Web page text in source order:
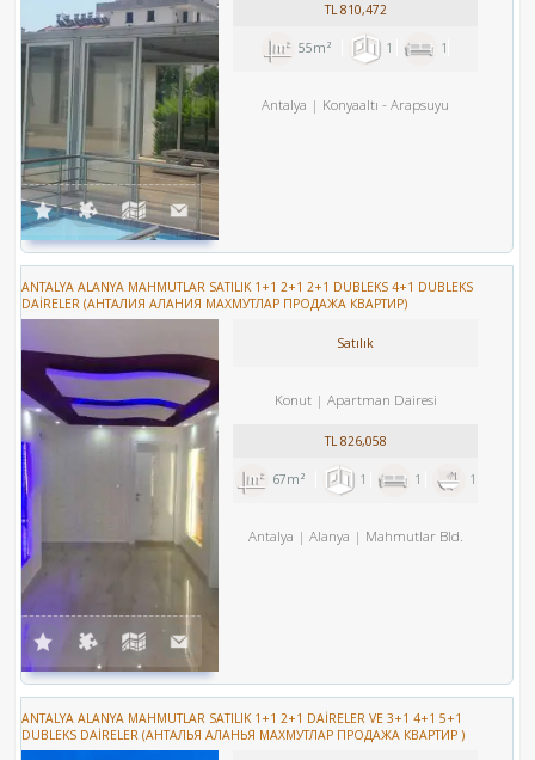
TL810,472
55m² 1 1
Antalya Konyaaltı -Arapsuyu
ANTALYA ALANYA MAHMUTLAR SATILIK 1+1 2+1 2+1 DUBLEKS 4+1 DUBLEKS
DAİRELER (АНТАЛИЯ АЛАНИЯ МАХМУТЛАР ПРОДАЖА КВАРТИР)
Satılık
Konut Apartman Dairesi
TL826,058
67m² 1 1 1
Antalya Alanya Mahmutlar Bld.
ANTALYA ALANYA MAHMUTLAR SATILIK 1+1 2+1 DAİRELER VE 3+1 4+1 5+1
DUBLEKS DAİRELER (АНТАЛЬЯ АЛАНЬЯ МАХМУТЛАР ПРОДАЖА КВАРТИР )